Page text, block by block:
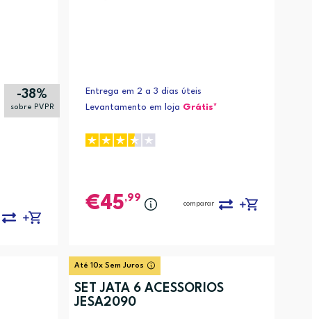
-38%
sobre PVPR
Entrega em 2 a 3 dias úteis
Levantamento em loja Grátis*
45,99
comparar
Até 10x Sem Juros
SET JATA 6 ACESSÓRIOS
JESA2090